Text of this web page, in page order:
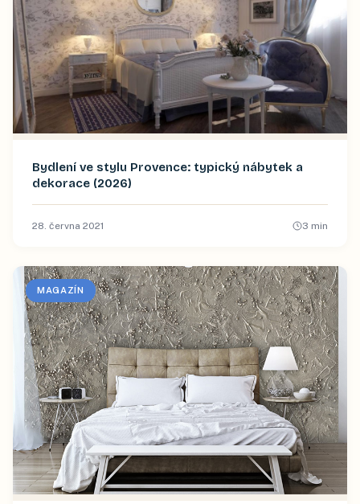
Bydlení ve stylu Provence: typický nábytek a
dekorace (2026)
28. června 2021 3 min
MAGAZÍN